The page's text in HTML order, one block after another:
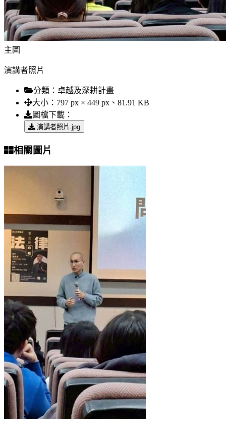
主圖
演講者照片
分類： 卓越及深耕計畫
大小： 797 px × 449 px、81.91 KB
圖檔下載：
演講者照片.jpg
相關圖片